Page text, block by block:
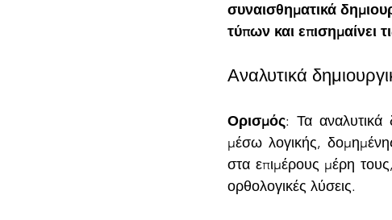
συναισθηματικά
τύπων και επισημαίνει
Αναλυτικά
Ορισμός: Τα αναλυτικά
μέσω λογικής,
στα επιμέρους μέρη
ορθολογικές λύσεις.